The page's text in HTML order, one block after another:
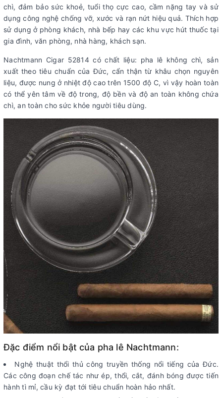
chì, đảm bảo sức khoẻ, tuổi thọ cực cao, cầm nặng tay và sử
dụng công nghệ chống vỡ, xước và rạn nứt hiệu quả. Thích hợp
sử dụng ở phòng khách, nhà bếp hay các khu vực hút thuốc tại
gia đình, văn phòng, nhà hàng, khách sạn.
Nachtmann Cigar 52814 có chất liệu: pha lê không chì, sản
xuất theo tiêu chuẩn của Đức, cẩn thận từ khâu chọn nguyên
liệu, được nung ở nhiệt độ cao trên 1500 độ C, vì vậy hoàn toàn
có thể yên tâm về độ trong, độ bền và độ an toàn không chứa
chì, an toàn cho sức khỏe người tiêu dùng.
Đặc điểm nổi bật của pha lê Nachtmann:
Nghệ thuật thổi thủ công truyền thống nổi tiếng của Đức.
Các công đoạn chế tác như ép, thổi, cắt, đánh bóng được tiến
hành tì mỉ, cầu kỳ đạt tới tiêu chuẩn hoàn hảo nhất.